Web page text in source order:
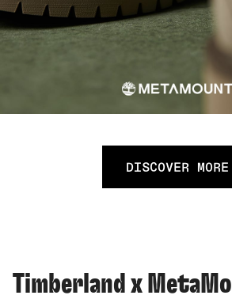
DISCOVER MORE
Timberland x